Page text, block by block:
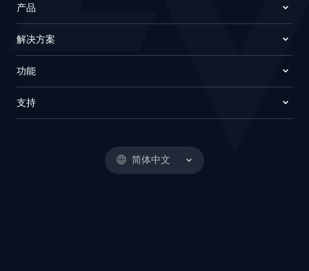
简体中文
产品
解决方案
功能
支持